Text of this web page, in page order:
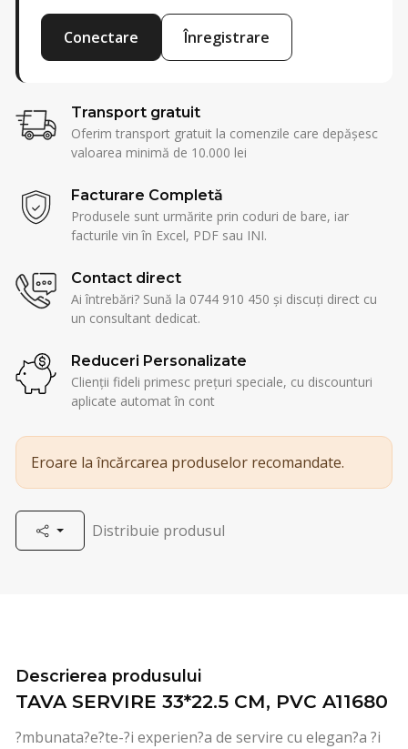
Conectare Înregistrare
Transport gratuit
Oferim transport gratuit la comenzile care depășesc
valoarea minimă de 10.000 lei
Facturare Completă
Produsele sunt urmărite prin coduri de bare, iar
facturile vin în Excel, PDF sau INI.
Contact direct
Ai întrebări? Sună la 0744 910 450 și discuți direct cu
un consultant dedicat.
Reduceri Personalizate
Clienții fideli primesc prețuri speciale, cu discounturi
aplicate automat în cont
Eroare la încărcarea produselor recomandate.
Distribuie produsul
Descrierea produsului
TAVA SERVIRE 33*22.5 CM, PVC A11680
?mbunata?e?te-?i experien?a de servire cu elegan?a ?i